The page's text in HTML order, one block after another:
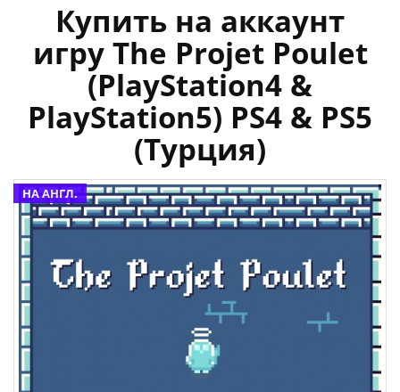
Купить на аккаунт
игру The Projet Poulet
(PlayStation4 &
PlayStation5) PS4 & PS5
(Турция)
НА АНГЛ.